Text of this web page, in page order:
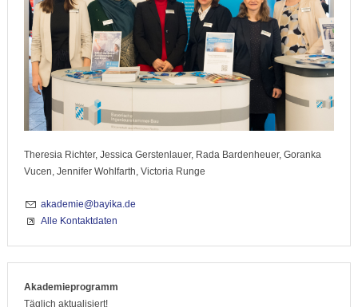
Theresia Richter, Jessica Gerstenlauer, Rada Bardenheuer, Goranka
Vucen, Jennifer Wohlfarth, Victoria Runge
akademie@bayika.de
Alle Kontaktdaten
Akademieprogramm
Täglich aktualisiert!